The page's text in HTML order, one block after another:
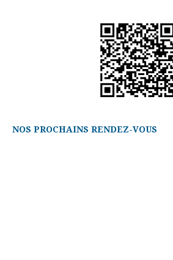
NOS PROCHAINS RENDEZ-VOUS